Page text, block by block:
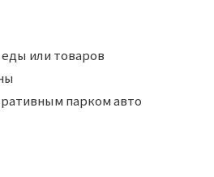
или товаров
парком авто